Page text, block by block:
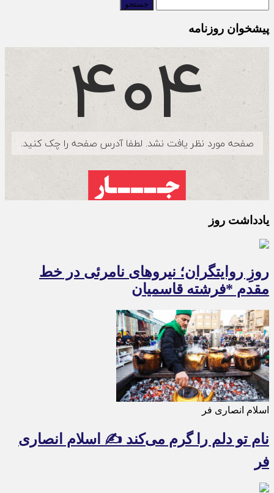
پیشخوان روزنامه
یادداشت روز
روزِ روایتگران؛ نیروهای نامرئی در خط
مقدم *فرشته قاسمیان
اسلام انصاری فر
نام تو دلم را گرم می‌کند ✍️ اسلام انصاری
فر